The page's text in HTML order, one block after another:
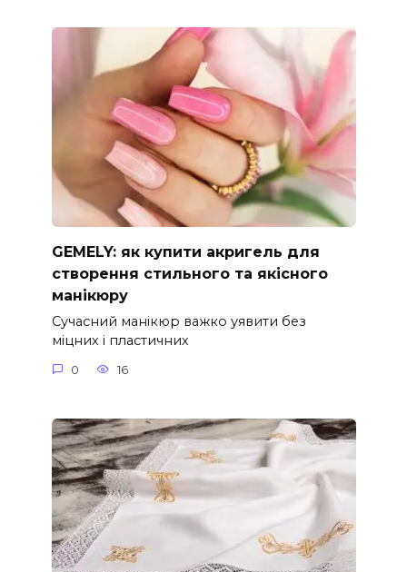
GEMELY: як купити акригель для
створення стильного та якісного
манікюру
Сучасний манікюр важко уявити без
міцних і пластичних
0 16